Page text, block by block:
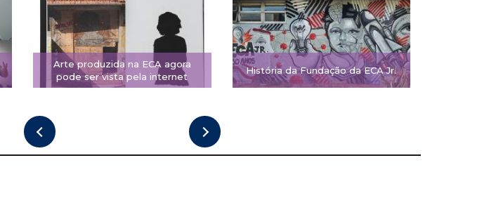
Arte produzida na ECA agora
pode ser vista pela internet
História da Fundação da ECA Jr.